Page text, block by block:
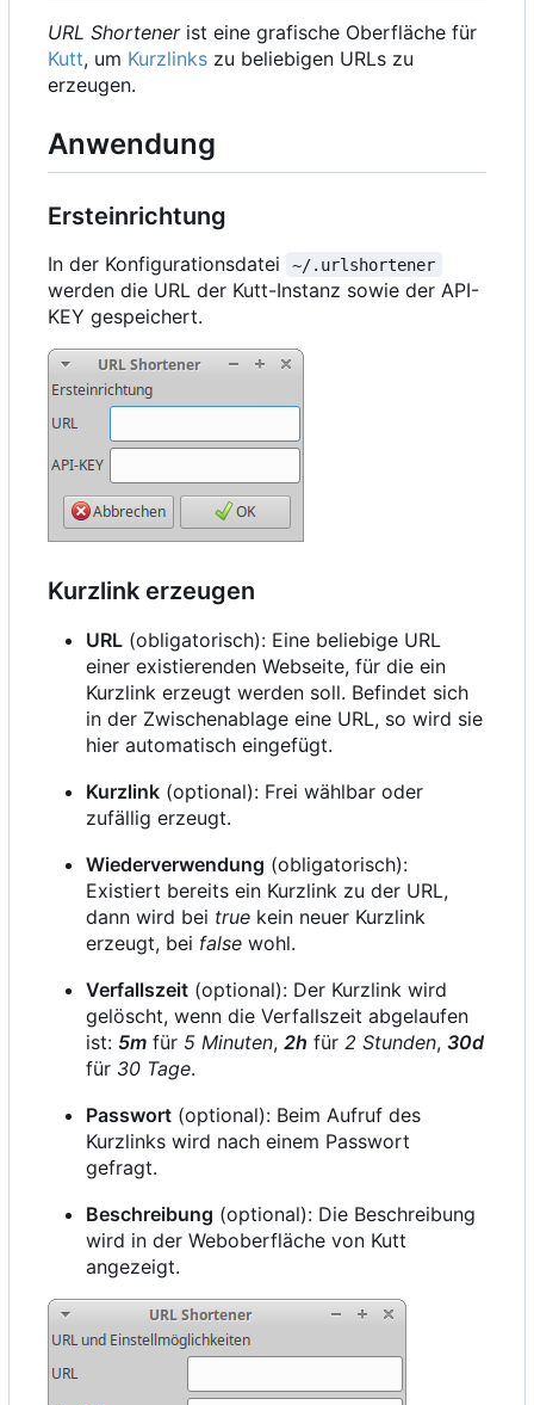
URL Shortenerist eine grafische Oberfläche für
Kutt, um Kurzlinks zu beliebigen URLs zu
erzeugen.
Anwendung
Ersteinrichtung
In der Konfigurationsdatei ~/.urlshortener
werden die URL der Kutt-Instanz sowie der API-
KEY gespeichert.
Kurzlink erzeugen
URL (obligatorisch): Eine beliebige URL
einer existierenden Webseite, für die ein
Kurzlink erzeugt werden soll. Befindet sich
in der Zwischenablage eine URL, so wird sie
hier automatisch eingefügt.
Kurzlink (optional): Frei wählbar oder
zufällig erzeugt.
Wiederverwendung (obligatorisch):
Existiert bereits ein Kurzlink zu der URL,
dann wird bei true kein neuer Kurzlink
erzeugt, bei false wohl.
Verfallszeit (optional): Der Kurzlink wird
gelöscht, wenn die Verfallszeit abgelaufen
ist: 5m für 5 Minuten, 2h für 2 Stunden, 30d
für 30 Tage.
Passwort (optional): Beim Aufruf des
Kurzlinks wird nach einem Passwort
gefragt.
Beschreibung (optional): Die Beschreibung
wird in der Weboberfläche von Kutt
angezeigt.